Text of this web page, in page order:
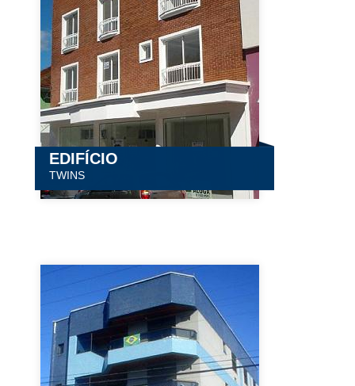
EDIFÍCIO
TWINS